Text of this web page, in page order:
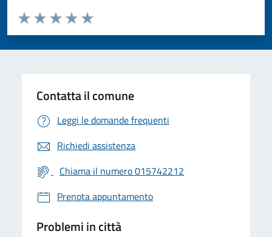
Valuta da 1 a 5 stelle la pagina
Valuta 5 stelle su 5
Valuta 4 stelle su 5
Valuta 3 stelle su 5
Valuta 2 stelle su 5
Valuta 1 stelle su 5
Contatta il comune
Leggi le domande frequenti
Richiedi assistenza
Chiama il numero 015742212
Prenota appuntamento
Problemi in città